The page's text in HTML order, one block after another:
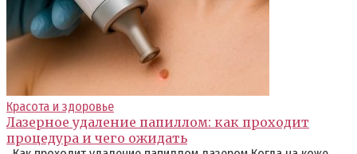
Красота и здоровье
Лазерное удаление папиллом: как проходит
процедура и чего ожидать